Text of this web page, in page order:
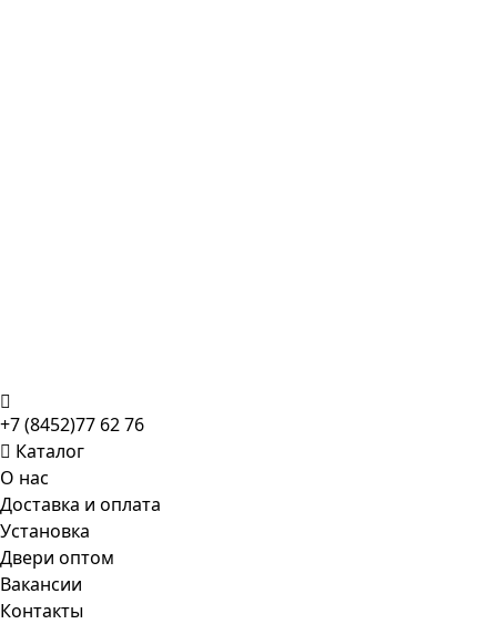
+7 (8452)77 62 76
Каталог
О нас
Доставка и оплата
Установка
Двери оптом
Вакансии
Контакты